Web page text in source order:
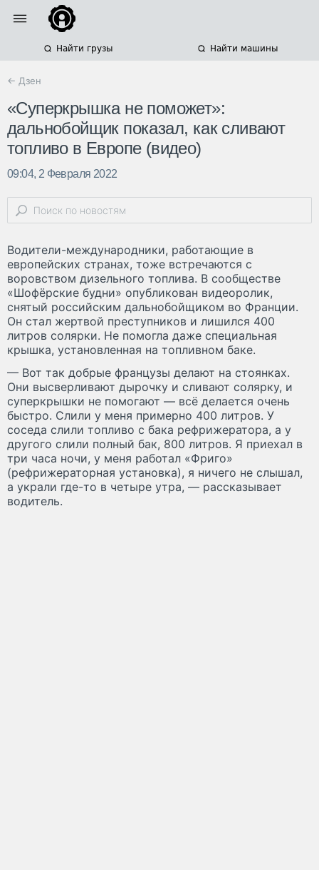
Найти грузы Найти машины
← Дзен
«Суперкрышка не поможет»:
дальнобойщик показал, как сливают
топливо в Европе (видео)
09:04, 2 Февраля 2022
Водители-международники, работающие в
европейских странах, тоже встречаются с
воровством дизельного топлива. В сообществе
«Шофёрские будни» опубликован видеоролик,
снятый российским дальнобойщиком во Франции.
Он стал жертвой преступников и лишился 400
литров солярки. Не помогла даже специальная
крышка, установленная на топливном баке.
— Вот так добрые французы делают на стоянках.
Они высверливают дырочку и сливают солярку, и
суперкрышки не помогают — всё делается очень
быстро. Слили у меня примерно 400 литров. У
соседа слили топливо с бака рефрижератора, а у
другого слили полный бак, 800 литров. Я приехал в
три часа ночи, у меня работал «Фриго»
(рефрижераторная установка), я ничего не слышал,
а украли где-то в четыре утра, — рассказывает
водитель.